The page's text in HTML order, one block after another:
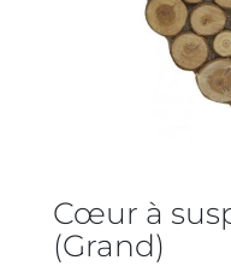
Cœur à
(Grand)